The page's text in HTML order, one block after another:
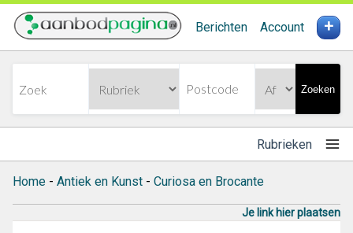
Berichten Account +
Zoeken
Rubrieken
Home - Antiek en Kunst - Curiosa en Brocante
Je link hier plaatsen